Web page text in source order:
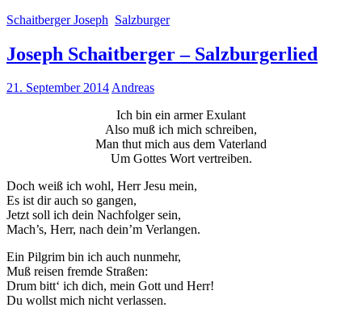
Schaitberger Joseph Salzburger
Joseph Schaitberger – Salzburgerlied
21. September 2014Andreas
Ich bin ein armer Exulant
Also muß ich mich schreiben,
Man thut mich aus dem Vaterland
Um Gottes Wort vertreiben.
Doch weiß ich wohl, Herr Jesu mein,
Es ist dir auch so gangen,
Jetzt soll ich dein Nachfolger sein,
Mach’s, Herr, nach dein’m Verlangen.
Ein Pilgrim bin ich auch nunmehr,
Muß reisen fremde Straßen:
Drum bitt‘ ich dich, mein Gott und Herr!
Du wollst mich nicht verlassen.